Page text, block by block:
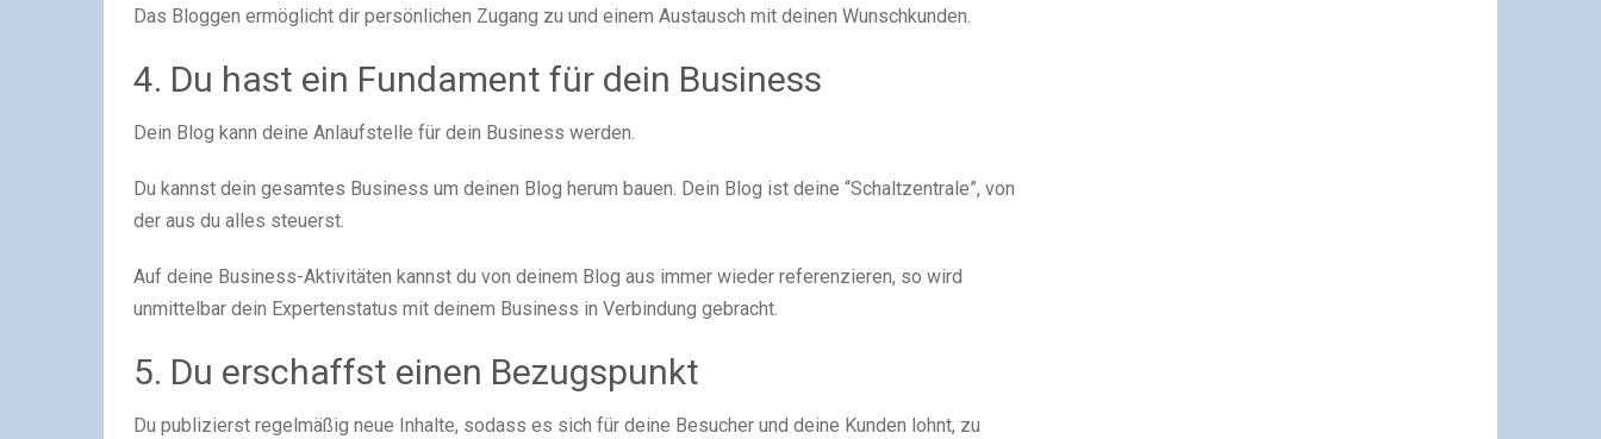
Das Bloggen ermöglicht dir persönlichen Zugang zu und einem Austausch mit deinen Wunschkunden.
4. Du hast ein Fundament für dein Business
Dein Blog kann deine Anlaufstelle für dein Business werden.
Du kannst dein gesamtes Business um deinen Blog herum bauen. Dein Blog ist deine “Schaltzentrale”, von
der aus du alles steuerst.
Auf deine Business-Aktivitäten kannst du von deinem Blog aus immer wieder referenzieren, so wird
unmittelbar dein Expertenstatus mit deinem Business in Verbindung gebracht.
5. Du erschaffst einen Bezugspunkt
Du publizierst regelmäßig neue Inhalte, sodass es sich für deine Besucher und deine Kunden lohnt, zu